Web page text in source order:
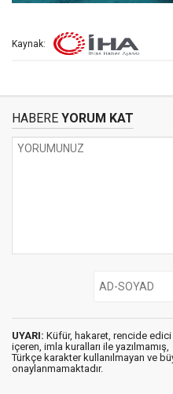
Kaynak:
HABERE YORUM KAT
UYARI: Küfür, hakaret, rencide edici
içeren, imla kuralları ile yazılmamış,
Türkçe karakter kullanılmayan ve
onaylanmamaktadır.